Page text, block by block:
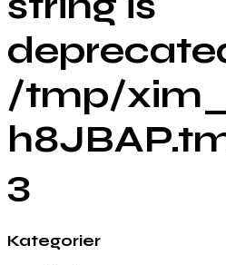
/tmp/
3
Kategorier